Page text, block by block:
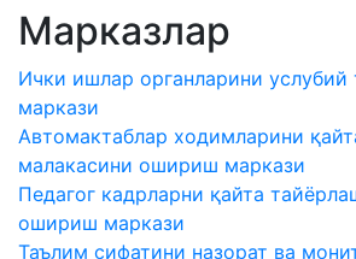
Марказлар
Ички ишлар органларини
маркази
Автомактаблар ходимларини
малакасини ошириш маркази
Педагог кадрларни қайта
ошириш маркази
Таълим сифатини назорат ва